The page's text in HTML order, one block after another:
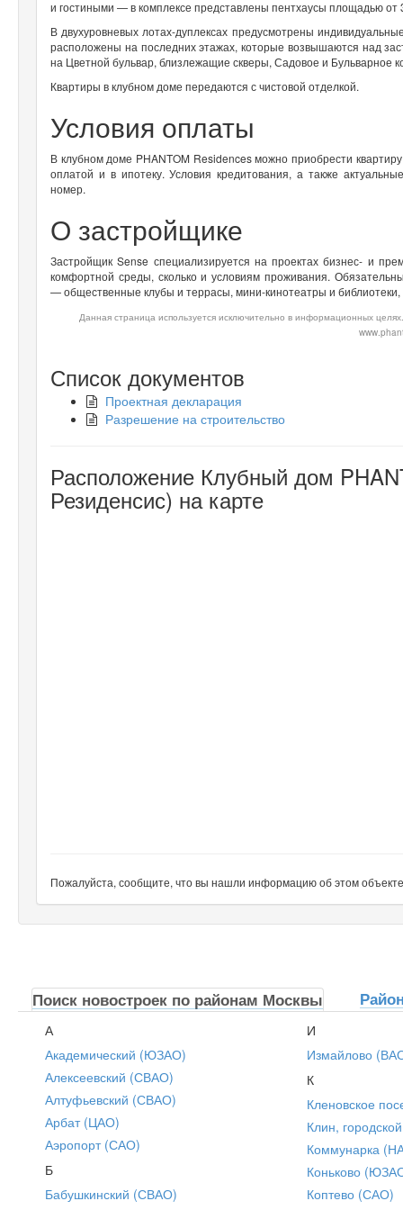
и гостиными — в комплексе представлены пентхаусы площадью
В двухуровневых лотах-дуплексах предусмотрены
расположены на последних этажах, которые возвышаются над
на Цветной бульвар, близлежащие скверы, Садовое и Бульварное
Квартиры в клубном доме передаются с чистовой отделкой.
Условия оплаты
В клубном доме PHANTOM Residences можно приобрести
оплатой и в ипотеку. Условия кредитования, а также
номер.
О застройщике
ЗастройщикSense специализируется на проектах бизнес- и
комфортной среды, сколько и условиям проживания.
— общественные клубы и террасы, мини-кинотеатры и
Данная страница используется исключительно в информационных
Список документов
Проектная декларация
Разрешение на строительство
Расположение Клубный дом
Резиденсис) на карте
Пожалуйста, сообщите, что вы нашли информацию об этом
Поиск новостроек по районам Москвы
А
Академический (ЮЗАО)
Алексеевский (СВАО)
Алтуфьевский (СВАО)
Арбат (ЦАО)
Аэропорт (САО)
Б
Бабушкинский (СВАО)
И
Измайлово
К
Кленовское
Клин,
Коммунарка
Коньково
Коптево (САО)